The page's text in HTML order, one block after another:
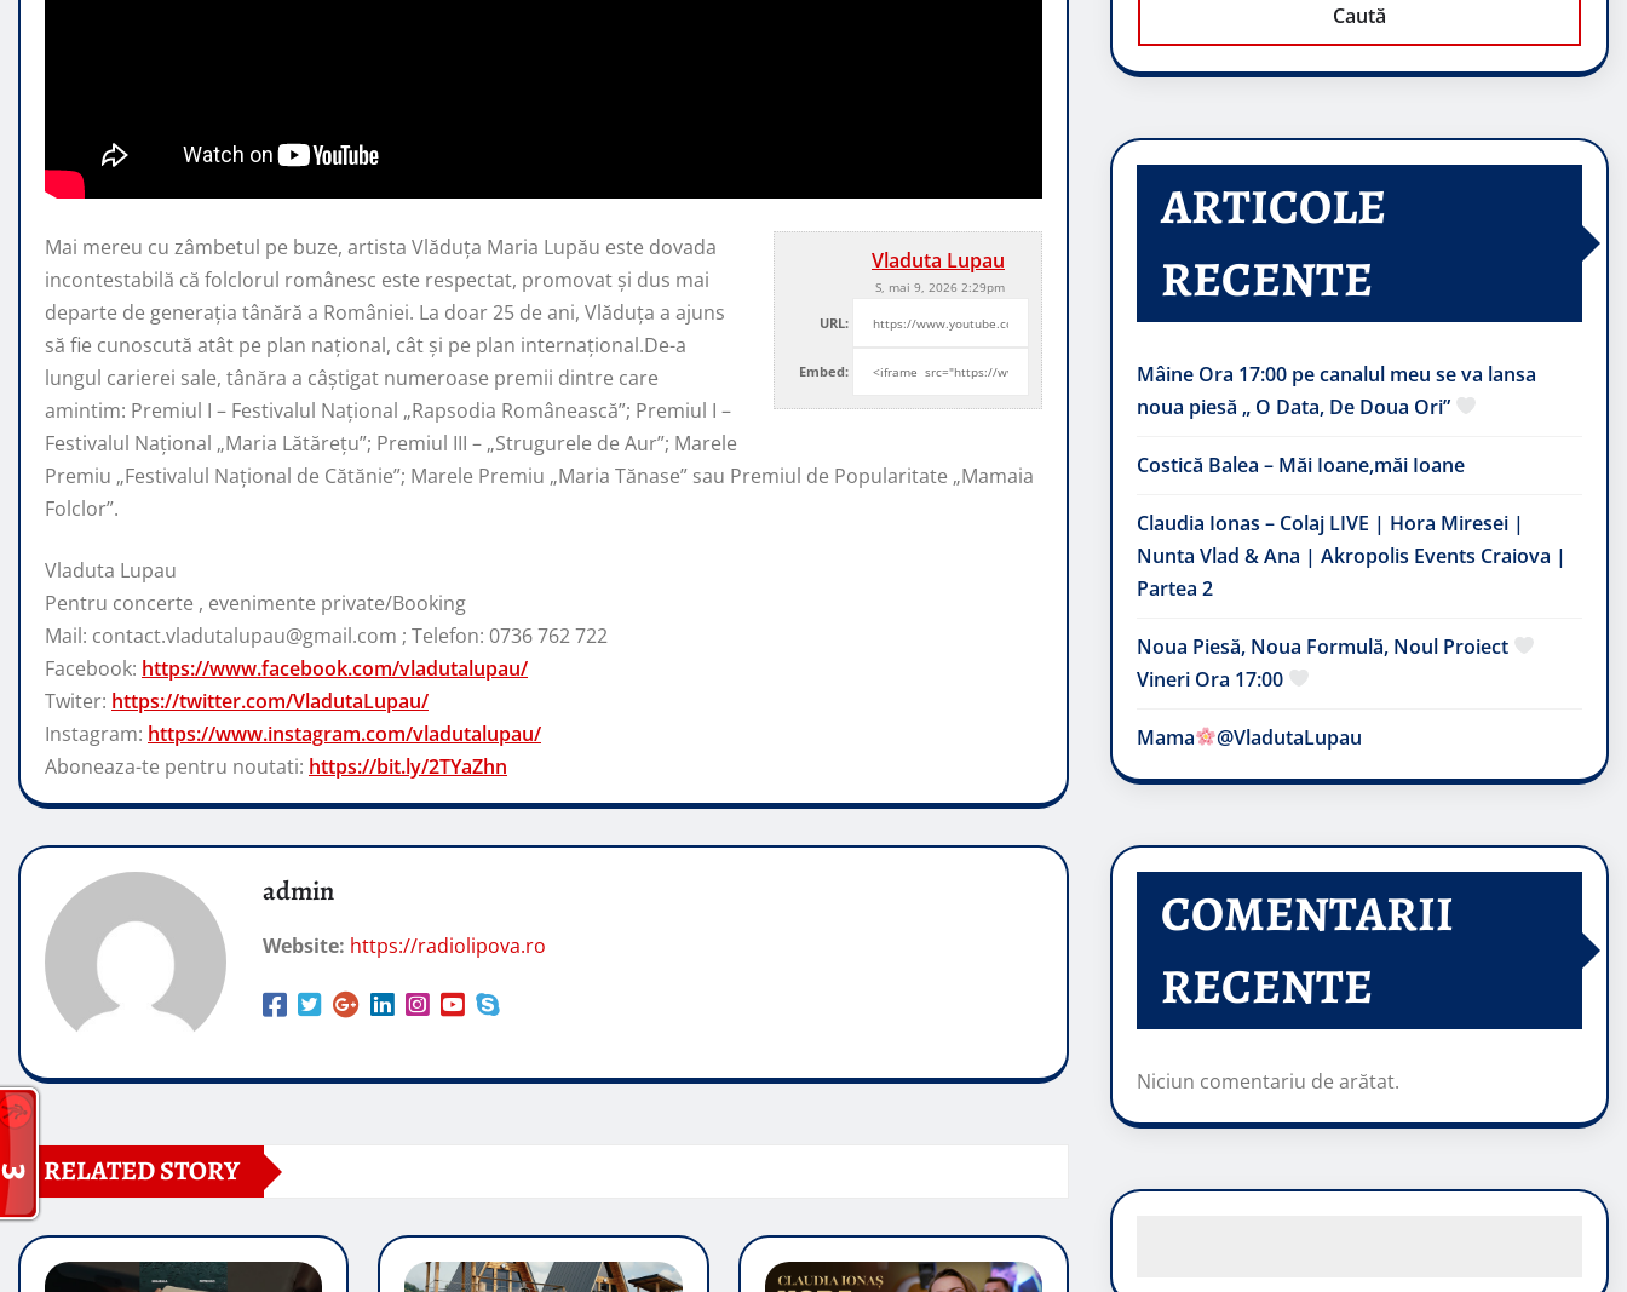
Vladuta Lupau
S, mai 9, 2026 2:29pm
URL:
Embed:
Mai mereu cu zâmbetul pe buze, artista Vlăduța Maria Lupău este dovada
incontestabilă că folclorul românesc este respectat, promovat şi dus mai
departe de generaţia tânără a României. La doar 25 de ani, Vlăduța a ajuns
să fie cunoscută atât pe plan naţional, cât şi pe plan internaţional.De-a
lungul carierei sale, tânăra a câştigat numeroase premii dintre care
amintim: Premiul I – Festivalul Național „Rapsodia Românească”; Premiul I –
Festivalul Național „Maria Lătărețu”; Premiul III – „Strugurele de Aur”; Marele
Premiu „Festivalul Național de Cătănie”; Marele Premiu „Maria Tănase” sau Premiul de Popularitate „Mamaia
Folclor”.
Vladuta Lupau
Pentru concerte , evenimente private/Booking
Mail: contact.vladutalupau@gmail.com ; Telefon: 0736 762 722
Facebook: https://www.facebook.com/vladutalupau/
Twiter: https://twitter.com/VladutaLupau/
Instagram: https://www.instagram.com/vladutalupau/
Aboneaza-te pentru noutati: https://bit.ly/2TYaZhn
admin
Website: https://radiolipova.ro
RELATED STORY
Caută
ARTICOLE
RECENTE
Mâine Ora 17:00 pe canalul meu se va lansa
noua piesă „ O Data, De Doua Ori”
Costică Balea – Măi Ioane,măi Ioane
Claudia Ionas – Colaj LIVE | Hora Miresei |
Nunta Vlad & Ana | Akropolis Events Craiova |
Partea 2
Noua Piesă, Noua Formulă, Noul Proiect
Vineri Ora 17:00
Mama @VladutaLupau
COMENTARII
RECENTE
Niciun comentariu de arătat.